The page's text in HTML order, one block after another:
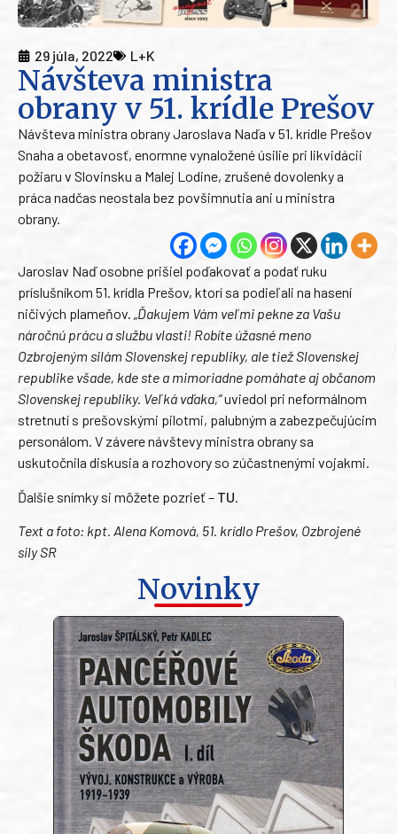
29 júla, 2022 L+K
Návšteva ministra
obrany v 51. krídle Prešov
Návšteva ministra obrany Jaroslava Naďa v 51. krídle Prešov
Snaha a obetavosť, enormne vynaložené úsilie pri likvidácii
požiaru v Slovinsku a Malej Lodine, zrušené dovolenky a
práca nadčas neostala bez povšimnutia ani u ministra
obrany.
Jaroslav Naď osobne prišiel poďakovať a podať ruku
príslušníkom 51. krídla Prešov, ktorí sa podieľali na hasení
ničivých plameňov. „Ďakujem Vám veľmi pekne za Vašu
náročnú prácu a službu vlasti! Robíte úžasné meno
Ozbrojeným silám Slovenskej republiky, ale tiež Slovenskej
republike všade, kde ste a mimoriadne pomáhate aj občanom
Slovenskej republiky. Veľká vďaka,“uviedol pri neformálnom
stretnutí s prešovskými pilotmi, palubným a zabezpečujúcim
personálom. V závere návštevy ministra obrany sa
uskutočnila diskusia a rozhovory so zúčastnenými vojakmi.
Ďalšie snímky si môžete pozrieť – TU
Text a foto: kpt. Alena Komová, 51. krídlo Prešov, Ozbrojené
sily SR
Novinky